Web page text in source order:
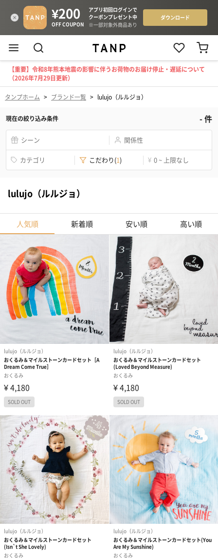
【重要】令和8年熊本地震の影響に伴うお荷物のお届け停止・遅延について
（2026年7月29日更新）
タンプホーム > ブランド一覧 > lulujo（ルルジョ）
現在の絞り込み条件 -件
シーン 関係性
カテゴリ こだわり(1) ¥ 0 ~ 上限なし
lulujo（ルルジョ）
人気順 新着順 安い順 高い順